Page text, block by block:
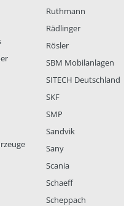
Ruthmann
Rädlinger
Rösler
SBM Mobilanlagen
SITECH Deutschland
SKF
SMP
Sandvik
Sany
Scania
Schaeff
Scheppach